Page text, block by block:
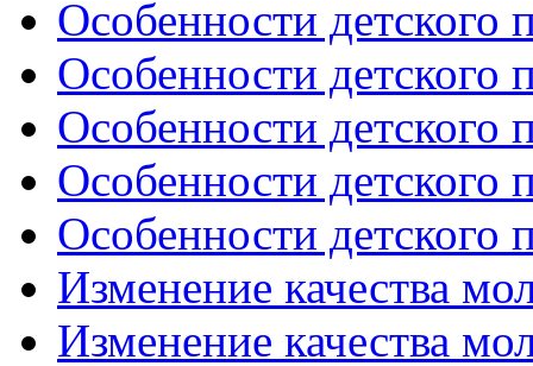
Особенности детского
Особенности детского
Особенности детского
Особенности детского
Особенности детского
Изменение качества
Изменение качества